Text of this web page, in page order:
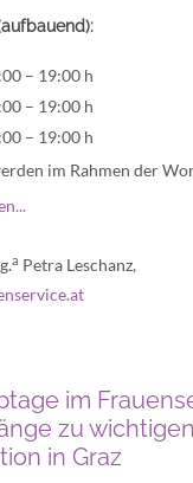
– 19:00 h
– 19:00 h
– 19:00 h
im Rahmen der
a Petra Leschanz,
im
zu
in Graz